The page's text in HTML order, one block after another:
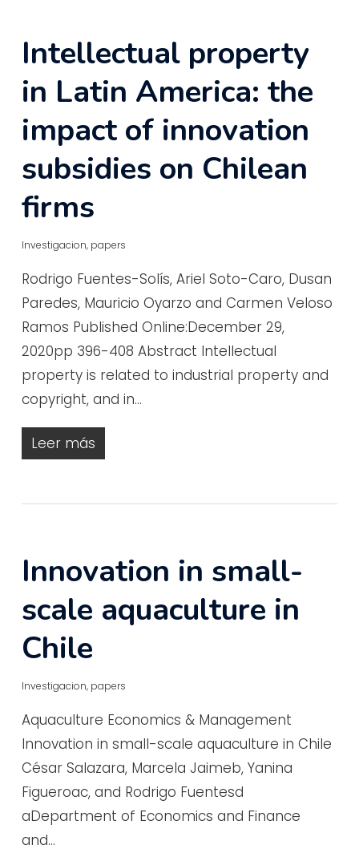
Intellectual property
in Latin America: the
impact of innovation
subsidies on Chilean
firms
Investigacion, papers
Rodrigo Fuentes-Solís, Ariel Soto-Caro, Dusan
Paredes, Mauricio Oyarzo and Carmen Veloso
Ramos Published Online:December 29,
2020pp 396-408 Abstract Intellectual
property is related to industrial property and
copyright, and in…
Leer más
Innovation in small-
scale aquaculture in
Chile
Investigacion, papers
Aquaculture Economics & Management
Innovation in small-scale aquaculture in Chile
César Salazara, Marcela Jaimeb, Yanina
Figueroac, and Rodrigo Fuentesd
aDepartment of Economics and Finance
and…